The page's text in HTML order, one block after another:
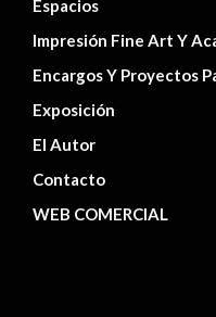
Espacios
Impresión Fine Art Y
Encargos Y Proyectos
Exposición
El Autor
Contacto
WEB COMERCIAL